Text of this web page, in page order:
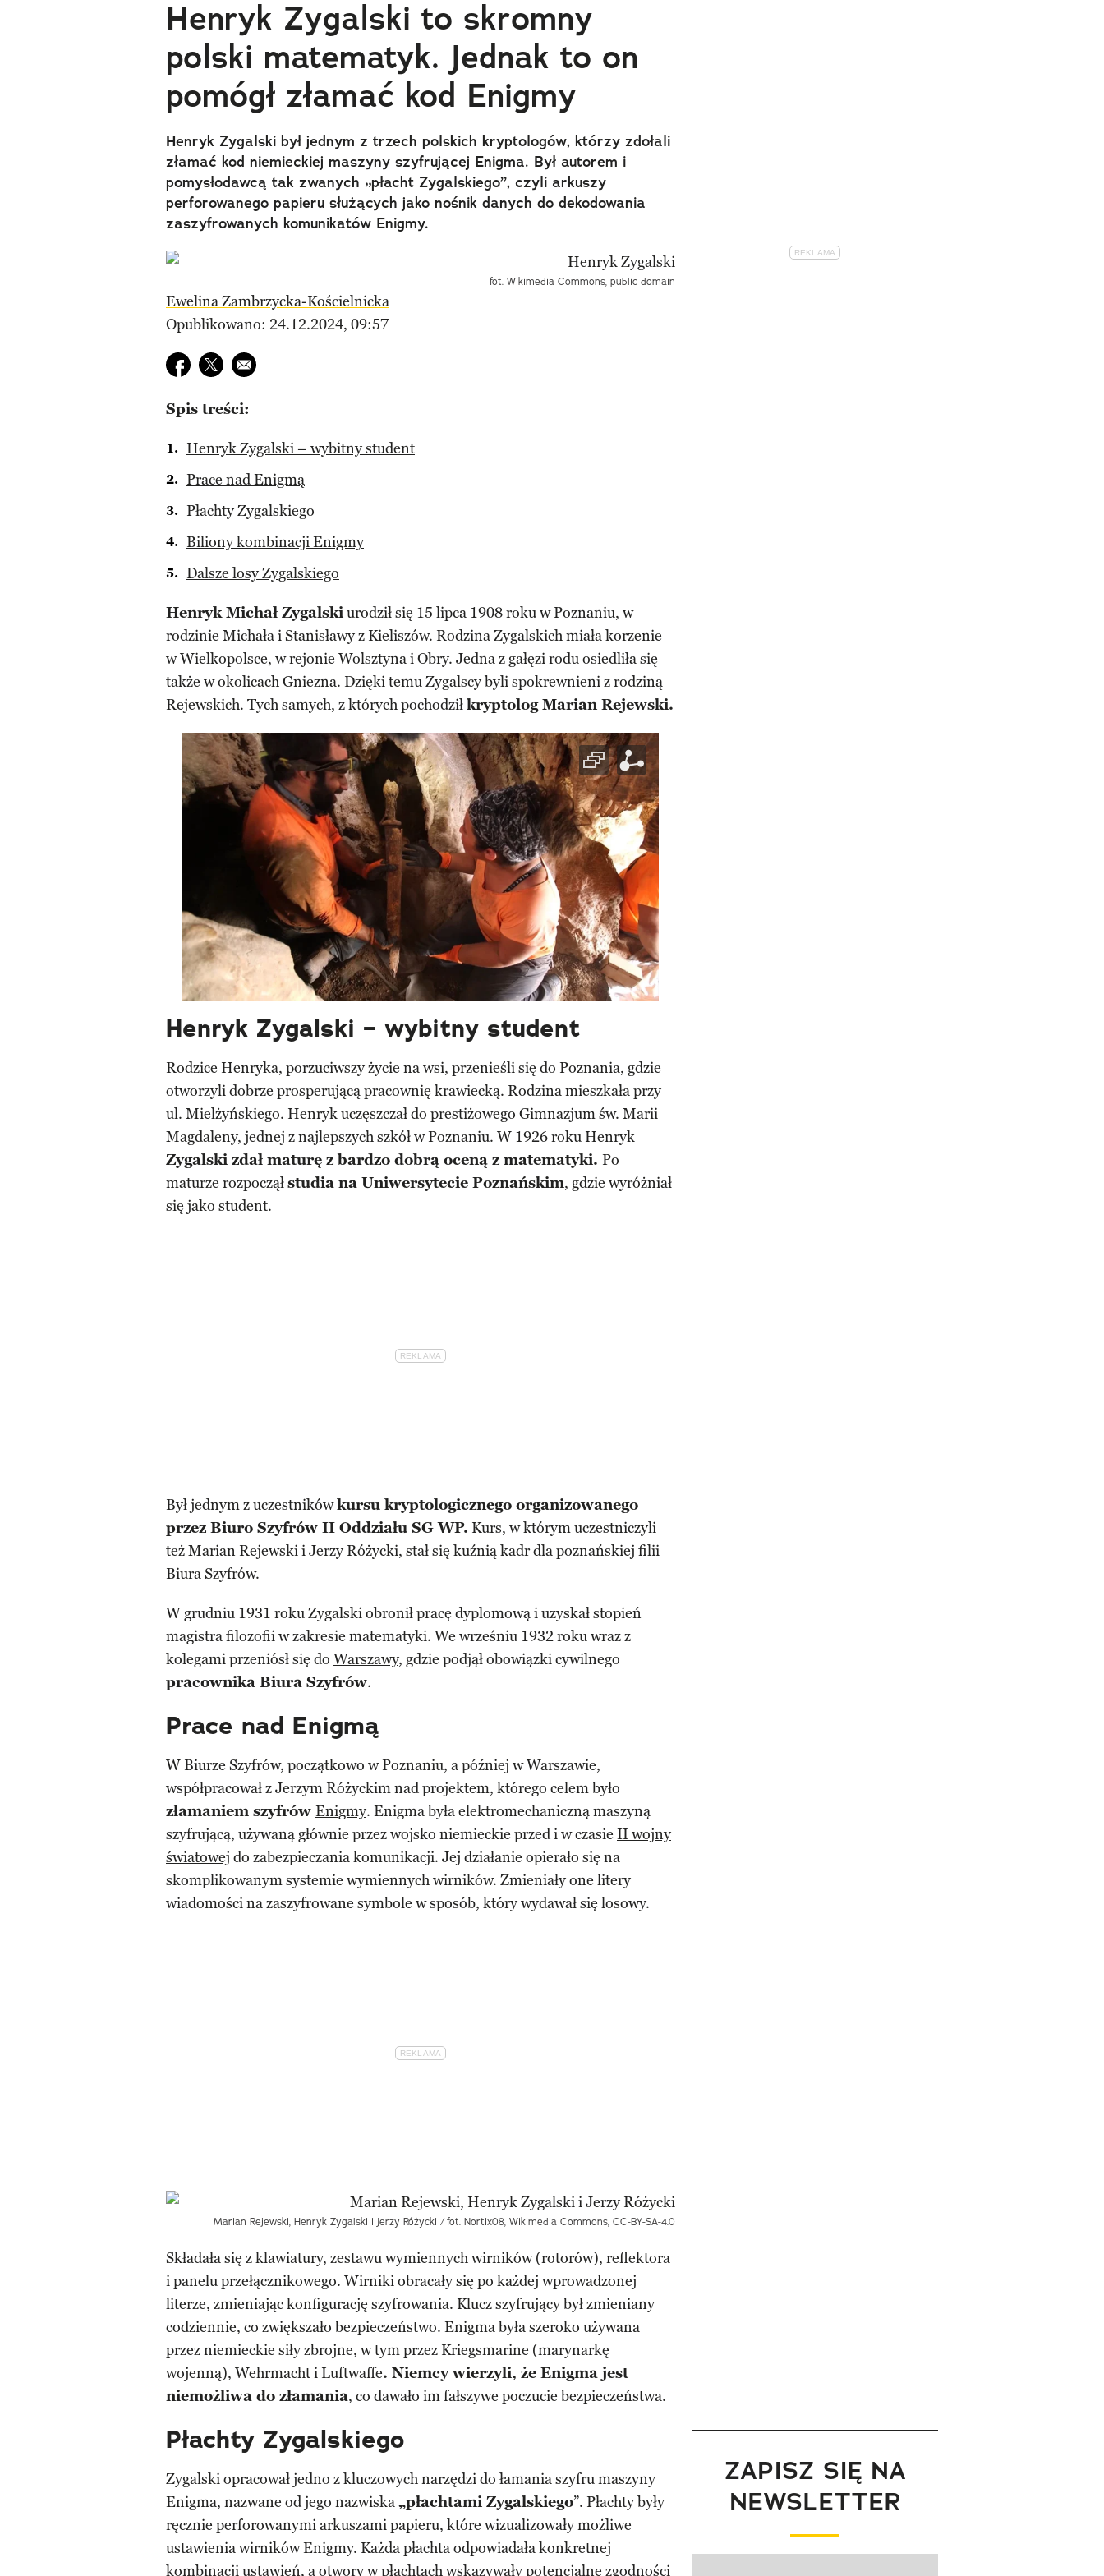
Henryk Zygalski to skromny
polski matematyk. Jednak to on
pomógł złamać kod Enigmy
Henryk Zygalski był jednym z trzech polskich kryptologów, którzy zdołali
złamać kod niemieckiej maszyny szyfrującej Enigma. Był autorem i
pomysłodawcą tak zwanych „płacht Zygalskiego”, czyli arkuszy
perforowanego papieru służących jako nośnik danych do dekodowania
zaszyfrowanych komunikatów Enigmy.
fot. Wikimedia Commons, public domain
Ewelina Zambrzycka-Kościelnicka
Opublikowano: 24.12.2024, 09:57
Udostępnij na facebook
Udostępnij na twitter
E-mail do przyjaciela
Spis treści:
Henryk Zygalski – wybitny student
Prace nad Enigmą
Płachty Zygalskiego
Biliony kombinacji Enigmy
Dalsze losy Zygalskiego
Henryk Michał Zygalskiurodził się 15 lipca 1908 roku wPoznaniu, w
rodzinie Michała i Stanisławy z Kieliszów. Rodzina Zygalskich miała korzenie
w Wielkopolsce, w rejonie Wolsztyna i Obry. Jedna z gałęzi rodu osiedliła się
także w okolicach Gniezna. Dzięki temu Zygalscy byli spokrewnieni z rodziną
Rejewskich. Tych samych, z których pochodziłkryptolog Marian Rejewski.
Henryk Zygalski – wybitny student
Rodzice Henryka, porzuciwszy życie na wsi, przenieśli się do Poznania, gdzie
otworzyli dobrze prosperującą pracownię krawiecką. Rodzina mieszkała przy
ul. Mielżyńskiego. Henryk uczęszczał do prestiżowego Gimnazjum św. Marii
Magdaleny, jednej z najlepszych szkół w Poznaniu. W 1926 roku Henryk
Zygalski zdał maturę z bardzo dobrą oceną z matematyki. Po
maturze rozpocząłstudia na Uniwersytecie Poznańskim, gdzie wyróżniał
się jako student.
Był jednym z uczestnikówkursu kryptologicznego organizowanego
przez Biuro Szyfrów II Oddziału SG WP. Kurs, w którym uczestniczyli
też Marian Rejewski iJerzy Różycki, stał się kuźnią kadr dla poznańskiej filii
Biura Szyfrów.
W grudniu 1931 roku Zygalski obronił pracę dyplomową i uzyskał stopień
magistra filozofii w zakresie matematyki. We wrześniu 1932 roku wraz z
kolegami przeniósł się do Warszawy, gdzie podjął obowiązki cywilnego
pracownika Biura Szyfrów.
Prace nad Enigmą
W Biurze Szyfrów, początkowo w Poznaniu, a później w Warszawie,
współpracował z Jerzym Różyckim nad projektem, którego celem było
złamaniem szyfrów Enigmy. Enigma była elektromechaniczną maszyną
szyfrującą, używaną głównie przez wojsko niemieckie przed i w czasie II wojny
światowej do zabezpieczania komunikacji. Jej działanie opierało się na
skomplikowanym systemie wymiennych wirników. Zmieniały one litery
wiadomości na zaszyfrowane symbole w sposób, który wydawał się losowy.
Marian Rejewski, Henryk Zygalski i Jerzy Różycki / fot. Nortix08, Wikimedia Commons, CC-BY-SA-4.0
Składała się z klawiatury, zestawu wymiennych wirników (rotorów), reflektora
i panelu przełącznikowego. Wirniki obracały się po każdej wprowadzonej
literze, zmieniając konfigurację szyfrowania. Klucz szyfrujący był zmieniany
codziennie, co zwiększało bezpieczeństwo. Enigma była szeroko używana
przez niemieckie siły zbrojne, w tym przez Kriegsmarine (marynarkę
wojenną), Wehrmacht i Luftwaffe. Niemcy wierzyli, że Enigma jest
niemożliwa do złamania, co dawało im fałszywe poczucie bezpieczeństwa.
Płachty Zygalskiego
Zygalski opracował jedno z kluczowych narzędzi do łamania szyfru maszyny
Enigma, nazwane od jego nazwiska„płachtami Zygalskiego”. Płachty były
ręcznie perforowanymi arkuszami papieru, które wizualizowały możliwe
ustawienia wirników Enigmy. Każda płachta odpowiadała konkretnej
kombinacji ustawień, a otwory w płachtach wskazywały potencjalne zgodności
ZAPISZ SIĘ NA
NEWSLETTER